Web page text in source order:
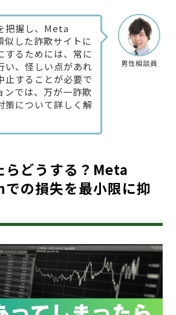
男性相談員
把握し、Meta
した詐欺サイトに
するためには、常に
い、怪しい点があれ
止することが必要で
ンでは、万が一詐欺
策について詳しく解
らどうする？Meta
の損失を最小限に抑